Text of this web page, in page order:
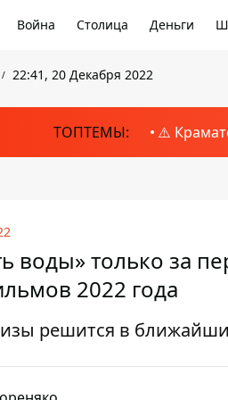
Война Столица Деньги
22:41, 20 Декабря 2022
ТОПТЕМЫ: ⚠️
воды» только за
2022 года
решится в